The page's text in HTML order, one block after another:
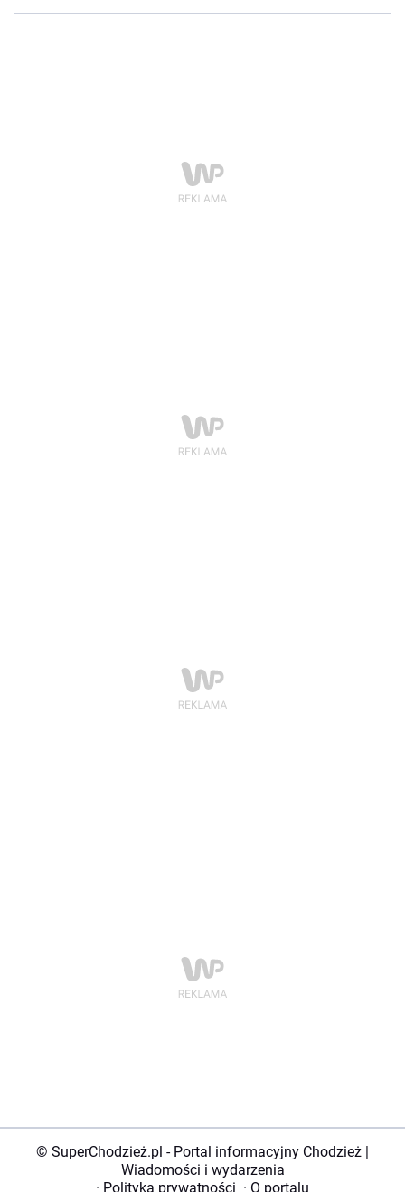
© SuperChodzież.pl - Portal informacyjny Chodzież |
Wiadomości i wydarzenia
· Polityka prywatności · O portalu